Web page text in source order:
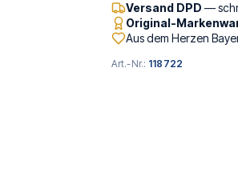
Versand DPD —
Original-
Aus dem Herzen
Art.-Nr.: 118722